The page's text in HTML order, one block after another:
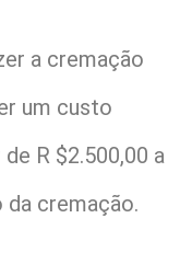
a cremação
um custo
R $2.500,00 a
da cremação.